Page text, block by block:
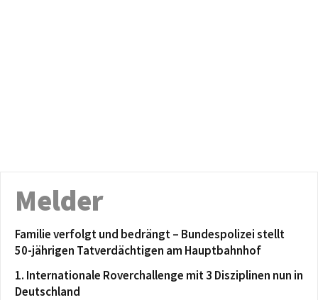
Melder
Familie verfolgt und bedrängt – Bundespolizei stellt
50-jährigen Tatverdächtigen am Hauptbahnhof
1. Internationale Roverchallenge mit 3 Disziplinen nun in
Deutschland